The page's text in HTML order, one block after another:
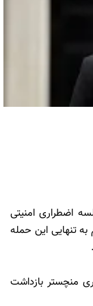
اضطراری امنیتی
تنهایی این حمله
منچستر بازداشت